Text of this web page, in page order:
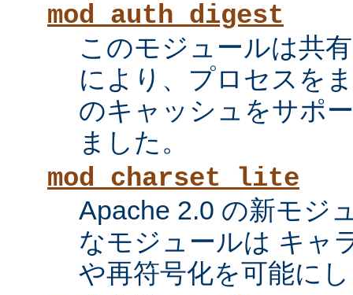
mod_auth_digest
このモジュールは共
により、プロセスを
のキャッシュをサポ
ました。
mod_charset_lite
Apache 2.0 の新モジ
なモジュールは キャ
や再符号化を可能に